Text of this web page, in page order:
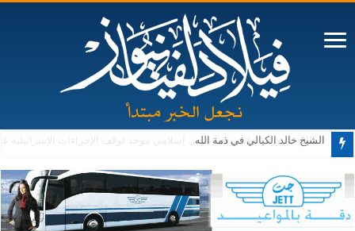
الشيخ خالد الكيالي في ذمة الله